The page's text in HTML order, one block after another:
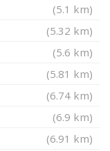
(5.1 km)
(5.32 km)
(5.6 km)
(5.81 km)
(6.74 km)
(6.9 km)
(6.91 km)